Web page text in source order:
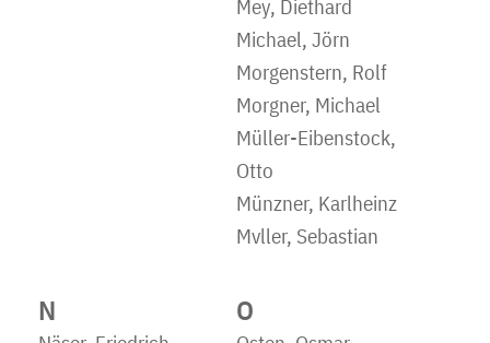
Mey, Diethard
Michael, Jörn
Morgenstern, Rolf
Morgner, Michael
Müller-Eibenstock,
Otto
Münzner, Karlheinz
Mvller, Sebastian
N O